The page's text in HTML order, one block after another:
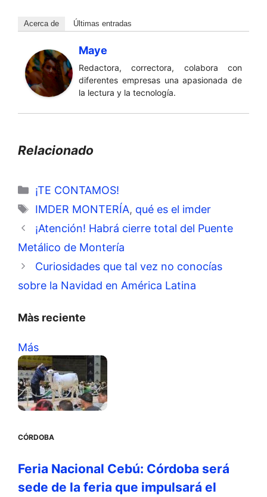
Acerca de Últimas entradas
Maye
Redactora, correctora, colabora con
diferentes empresas una apasionada de
la lectura y la tecnología.
Relacionado
Categorías
¡TE CONTAMOS!
Etiquetas
IMDER MONTERÍA, qué es el imder
¡Atención! Habrá cierre total del Puente
Metálico de Montería
Curiosidades que tal vez no conocías
sobre la Navidad en América Latina
Màs reciente
Más
CÓRDOBA
Feria Nacional Cebú: Córdoba será
sede de la feria que impulsará el